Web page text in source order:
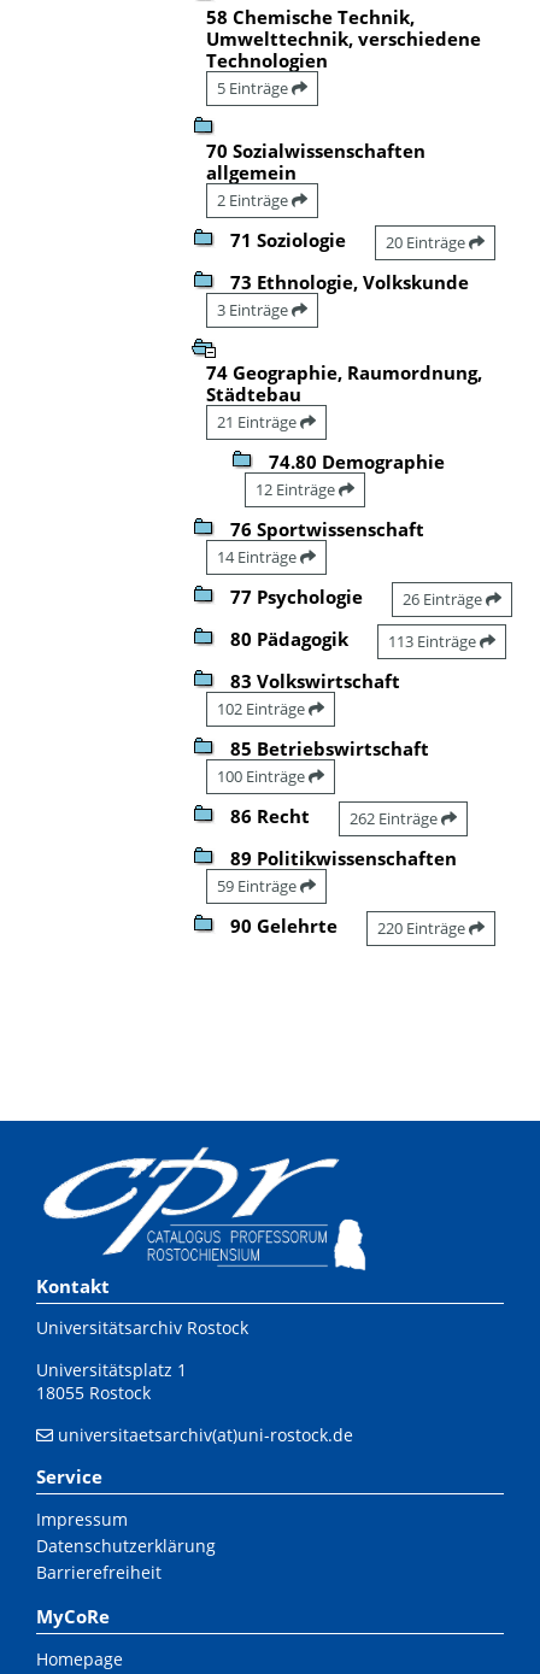
58 Chemische Technik,
Umwelttechnik, verschiedene
Technologien
5 Einträge
70 Sozialwissenschaften
allgemein
2 Einträge
71 Soziologie 20 Einträge
73 Ethnologie, Volkskunde
3 Einträge
74 Geographie, Raumordnung,
Städtebau
21 Einträge
74.80 Demographie
12 Einträge
76 Sportwissenschaft
14 Einträge
77 Psychologie 26 Einträge
80 Pädagogik 113 Einträge
83 Volkswirtschaft
102 Einträge
85 Betriebswirtschaft
100 Einträge
86 Recht 262 Einträge
89 Politikwissenschaften
59 Einträge
90 Gelehrte 220 Einträge
Kontakt
Universitätsarchiv Rostock
Universitätsplatz 1
18055 Rostock
universitaetsarchiv(at)uni-rostock.de
Service
Impressum
Datenschutzerklärung
Barrierefreiheit
MyCoRe
Homepage